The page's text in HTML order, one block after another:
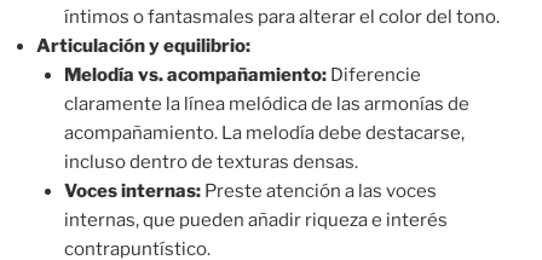
íntimos o fantasmales para alterar el color del tono.
Articulación y equilibrio:
Melodía vs. acompañamiento:Diferencie
claramente la línea melódica de las armonías de
acompañamiento. La melodía debe destacarse,
incluso dentro de texturas densas.
Voces internas:Preste atención a las voces
internas, que pueden añadir riqueza e interés
contrapuntístico.